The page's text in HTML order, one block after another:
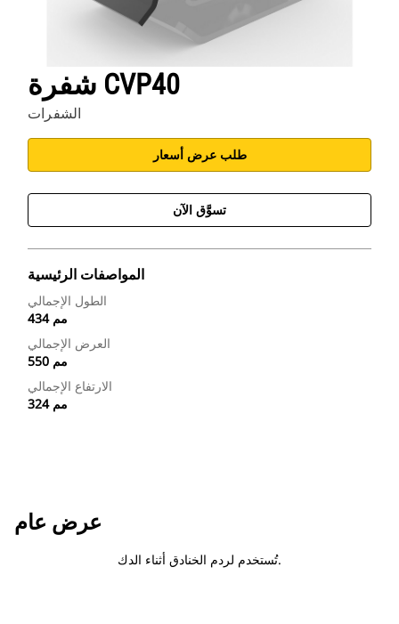
شفرة CVP40
الشفرات
طلب عرض أسعار
تسوَّق الآن
المواصفات الرئيسية
الطول الإجمالي
434 مم
العرض الإجمالي
550 مم
الارتفاع الإجمالي
324 مم
عرض عام
تُستخدم لردم الخنادق أثناء الدك.